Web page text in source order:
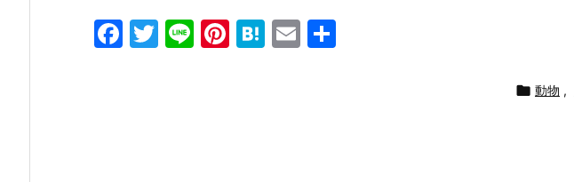
F
T
Li Pi H
E
 動物 ,